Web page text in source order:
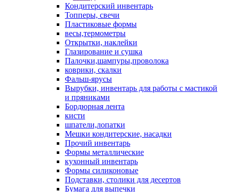
Кондитерский инвентарь
Топперы, свечи
Пластиковые формы
весы,термометры
Открытки, наклейки
Глазирование и сушка
Палочки,шампуры,проволока
коврики, скалки
Фальш-ярусы
Вырубки, инвентарь для работы с мастикой
и пряниками
Бордюрная лента
кисти
шпатели,лопатки
Мешки кондитерские, насадки
Прочий инвентарь
Формы металлические
кухонный инвентарь
Формы силиконовые
Подставки, столики для десертов
Бумага для выпечки